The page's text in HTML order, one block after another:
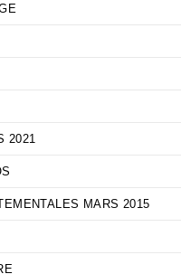
2021
MARS 2015